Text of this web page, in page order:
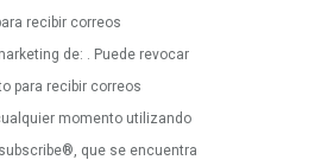
recibir correos
de: . Puede revocar
para recibir correos
momento utilizando
que se encuentra